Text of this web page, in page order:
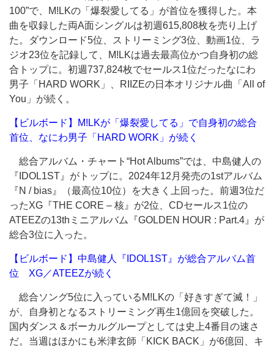
100”で、M!LKの「爆裂愛してる」が首位を獲得した。本
曲を収録した両A面シングルは初週615,808枚を売り上げ
た。ダウンロード5位、ストリーミング3位、動画1位、ラ
ジオ23位を記録して、M!LKは過去最高位かつ自身初の総
合トップに。初週737,824枚でセールス1位だったなにわ
男子「HARD WORK」、RIIZEの日本オリジナル曲「All of
You」が続く。
【ビルボード】M!LKが「爆裂愛してる」で自身初の総合
首位、なにわ男子「HARD WORK」が続く
総合アルバム・チャート“Hot Albums”では、中島健人の
『IDOL1ST』がトップに。2024年12月発売の1stアルバム
『N / bias』（最高位10位）を大きく上回った。前週3位だ
ったXG『THE CORE – 核』が2位、CDセールス1位の
ATEEZの13thミニアルバム『GOLDEN HOUR : Part.4』が
総合3位に入った。
【ビルボード】中島健人『IDOL1ST』が総合アルバム首
位 XG／ATEEZが続く
総合ソング5位に入っているM!LKの「好きすぎて滅！」
が、自身初となるストリーミング再生1億回を突破した。
国内ダンス＆ボーカルグループとしては史上4番目の速さ
だ。当週はほかにも米津玄師「KICK BACK」が6億回、キ